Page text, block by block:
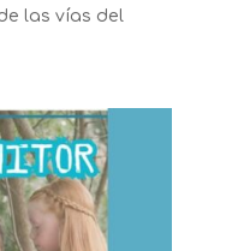
las vías del